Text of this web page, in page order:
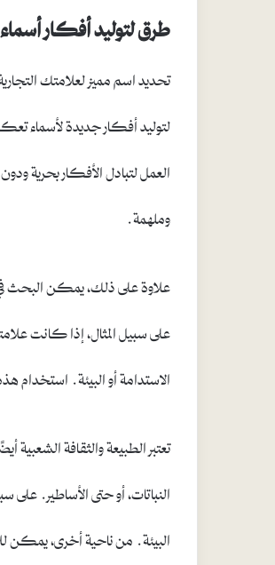
طرق لتوليد أفكار
تحديد اسم مميز لعلامتك
لتوليد أفكار جديدة لأسماء
العمل لتبادل الأفكار بحرية
وملهمة.
علاوة على ذلك، يمكن البحث
على سبيل المثال، إذا كانت
الاستدامة أو البيئة. استخدام
تعتبر الطبيعة والثقافة
النباتات، أو حتى الأساطير. على
البيئة. من ناحية أخرى، يمكن